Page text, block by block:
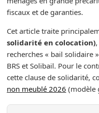
fiscaux et de garanties.
Cet article traite
solidarité en colocation)
recherches « bail solidaire
BRS et Solibail. Pour le
cette clause de solidarité,
non meublé 2026 (modèle